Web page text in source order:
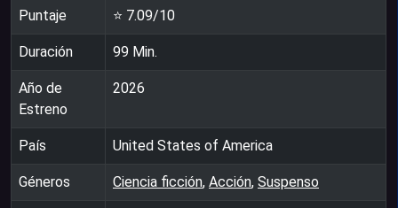
Puntaje ⭐ 7.09/10
Duración 99 Min.
Año de
Estreno
2026
País United States of America
Géneros Ciencia ficción, Acción, Suspenso